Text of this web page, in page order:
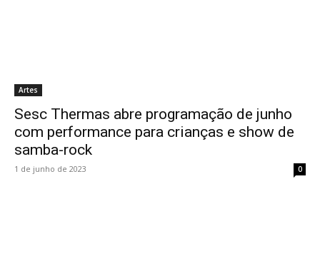
Artes
Sesc Thermas abre programação de junho
com performance para crianças e show de
samba-rock
1 de junho de 2023 0